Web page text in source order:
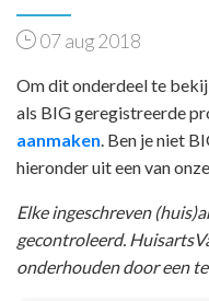
07 aug 2018
Om dit onderdeel te
als BIG geregistreerde
aanmaken. Ben je niet
hieronder uit een van
Elke ingeschreven
gecontroleerd.
onderhouden door een